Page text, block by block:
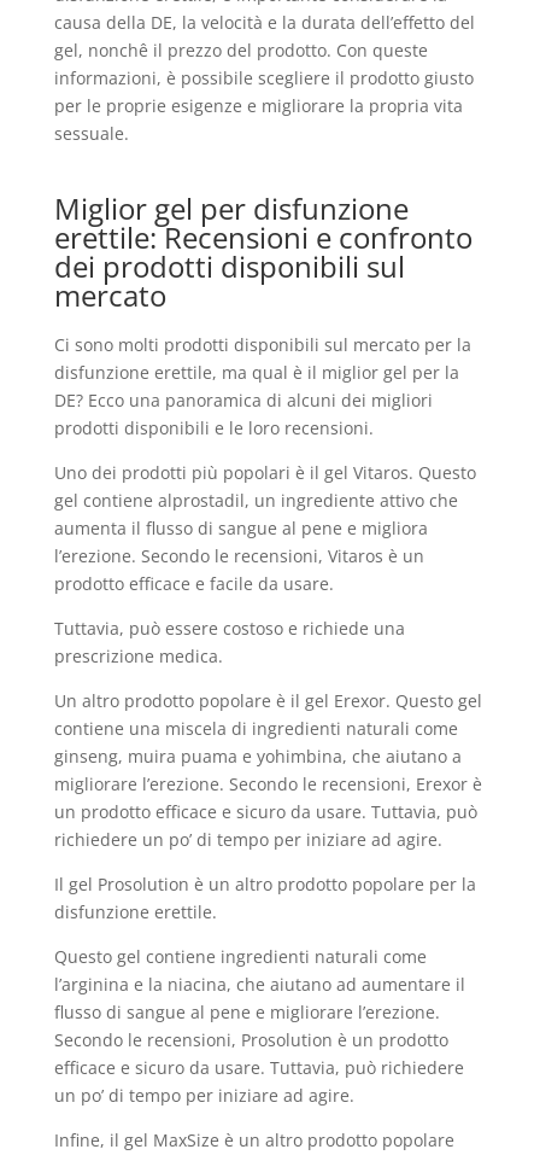
causa della DE, la velocità e la durata dell’effetto del
gel, nonchê il prezzo del prodotto. Con queste
informazioni, è possibile scegliere il prodotto giusto
per le proprie esigenze e migliorare la propria vita
sessuale.
Miglior gel per disfunzione
erettile: Recensioni e confronto
dei prodotti disponibili sul
mercato
Ci sono molti prodotti disponibili sul mercato per la
disfunzione erettile, ma qual è il miglior gel per la
DE? Ecco una panoramica di alcuni dei migliori
prodotti disponibili e le loro recensioni.
Uno dei prodotti più popolari è il gel Vitaros. Questo
gel contiene alprostadil, un ingrediente attivo che
aumenta il flusso di sangue al pene e migliora
l’erezione. Secondo le recensioni, Vitaros è un
prodotto efficace e facile da usare.
Tuttavia, può essere costoso e richiede una
prescrizione medica.
Un altro prodotto popolare è il gel Erexor. Questo gel
contiene una miscela di ingredienti naturali come
ginseng, muira puama e yohimbina, che aiutano a
migliorare l’erezione. Secondo le recensioni, Erexor è
un prodotto efficace e sicuro da usare. Tuttavia, può
richiedere un po’ di tempo per iniziare ad agire.
Il gel Prosolution è un altro prodotto popolare per la
disfunzione erettile.
Questo gel contiene ingredienti naturali come
l’arginina e la niacina, che aiutano ad aumentare il
flusso di sangue al pene e migliorare l’erezione.
Secondo le recensioni, Prosolution è un prodotto
efficace e sicuro da usare. Tuttavia, può richiedere
un po’ di tempo per iniziare ad agire.
Infine, il gel MaxSize è un altro prodotto popolare